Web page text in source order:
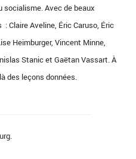
socialisme. Avec de beaux
Claire Aveline, Éric Caruso, Éric
Heimburger, Vincent Minne,
Stanic et Gaëtan Vassart. À
des leçons données.